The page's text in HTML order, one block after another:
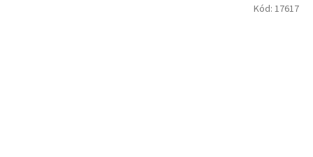
Kód: 17617